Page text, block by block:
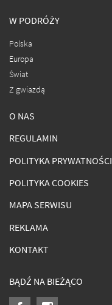
W PODRÓŻY
Polska
Europa
Świat
Z gwiazdą
O NAS
REGULAMIN
POLITYKA PRYWATNOŚCI
POLITYKA COOKIES
MAPA SERWISU
REKLAMA
KONTAKT
BĄDŹ NA BIEŻĄCO